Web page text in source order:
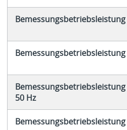
Bemessungsbetriebsleistung
Bemessungsbetriebsleistung
Bemessungsbetriebsleistung
50 Hz
Bemessungsbetriebsleistung